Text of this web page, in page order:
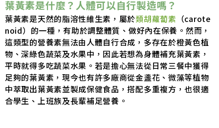
葉黃素是什麼？人體可以自行製造嗎？
葉黃素是天然的脂溶性維生素，屬於類胡蘿蔔素 （carote
noid）的一種，有助於調整體質、做好內在保養。然而，
這類型的營養素無法由人體自行合成，多存在於橙黃色植
物、深綠色蔬菜及水果中，因此若想為身體補充葉黃素，
平時就得多吃蔬菜水果。若是擔心無法從日常三餐中獲得
足夠的葉黃素，現今也有許多廠商從金盞花、微藻等植物
中萃取出葉黃素並製成保健食品，搭配多重複方，也很適
合學生、上班族及長輩補足營養。